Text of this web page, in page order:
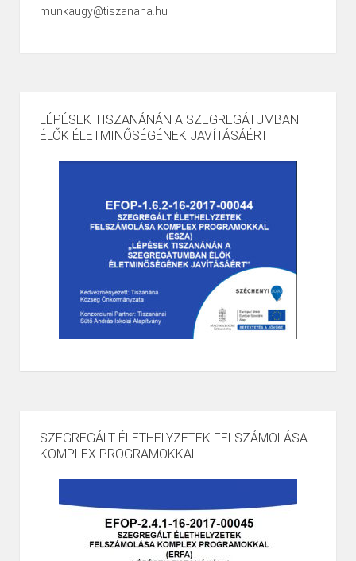
munkaugy@tiszanana.hu
LÉPÉSEK TISZANÁNÁN A SZEGREGÁTUMBAN
ÉLŐK ÉLETMINŐSÉGÉNEK JAVÍTÁSÁÉRT
SZEGREGÁLT ÉLETHELYZETEK FELSZÁMOLÁSA
KOMPLEX PROGRAMOKKAL